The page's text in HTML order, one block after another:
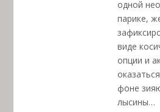
одной
парике,
виде
опции и
фоне
лысины…